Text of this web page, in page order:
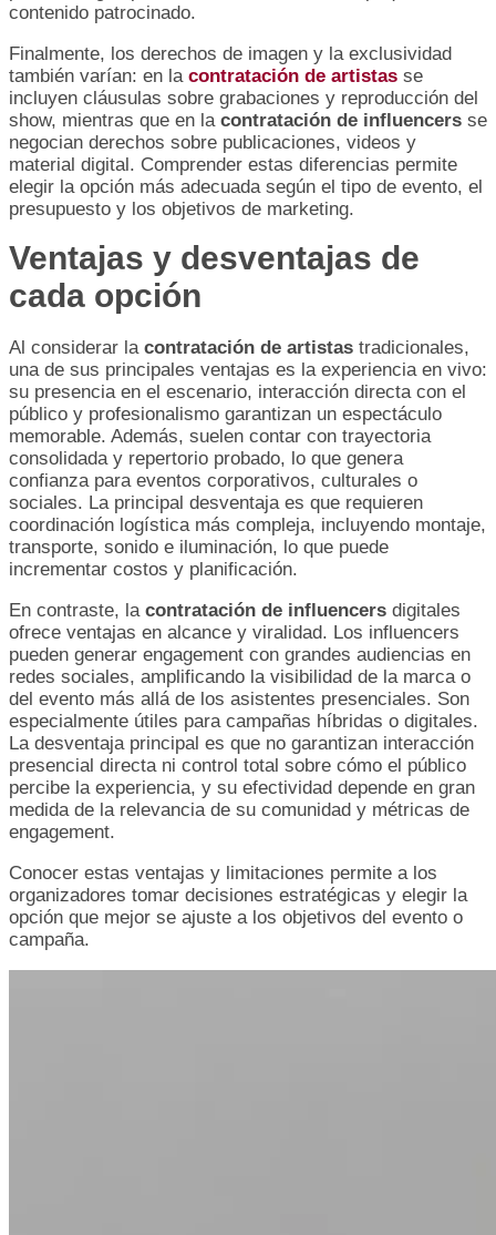
contenido patrocinado.
Finalmente, los derechos de imagen y la exclusividad
también varían: en la contratación de artistas se
incluyen cláusulas sobre grabaciones y reproducción del
show, mientras que en la contratación de influencers se
negocian derechos sobre publicaciones, videos y
material digital. Comprender estas diferencias permite
elegir la opción más adecuada según el tipo de evento, el
presupuesto y los objetivos de marketing.
Ventajas y desventajas de
cada opción
Al considerar la contratación de artistas tradicionales,
una de sus principales ventajas es la experiencia en vivo:
su presencia en el escenario, interacción directa con el
público y profesionalismo garantizan un espectáculo
memorable. Además, suelen contar con trayectoria
consolidada y repertorio probado, lo que genera
confianza para eventos corporativos, culturales o
sociales. La principal desventaja es que requieren
coordinación logística más compleja, incluyendo montaje,
transporte, sonido e iluminación, lo que puede
incrementar costos y planificación.
En contraste, la contratación de influencers digitales
ofrece ventajas en alcance y viralidad. Los influencers
pueden generar engagement con grandes audiencias en
redes sociales, amplificando la visibilidad de la marca o
del evento más allá de los asistentes presenciales. Son
especialmente útiles para campañas híbridas o digitales.
La desventaja principal es que no garantizan interacción
presencial directa ni control total sobre cómo el público
percibe la experiencia, y su efectividad depende en gran
medida de la relevancia de su comunidad y métricas de
engagement.
Conocer estas ventajas y limitaciones permite a los
organizadores tomar decisiones estratégicas y elegir la
opción que mejor se ajuste a los objetivos del evento o
campaña.